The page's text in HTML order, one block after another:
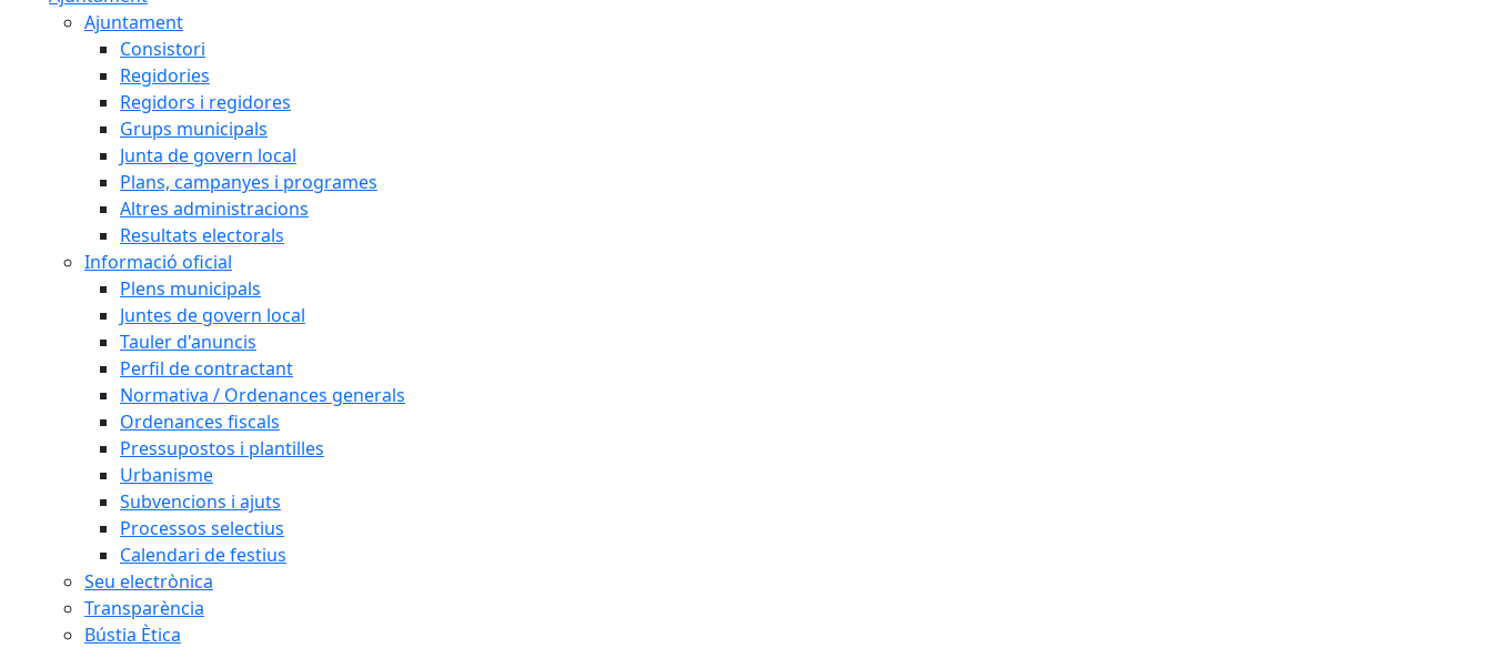
Ajuntament
Consistori
Regidories
Regidors i regidores
Grups municipals
Junta de govern local
Plans, campanyes i programes
Altres administracions
Resultats electorals
Informació oficial
Plens municipals
Juntes de govern local
Tauler d'anuncis
Perfil de contractant
Normativa / Ordenances generals
Ordenances fiscals
Pressupostos i plantilles
Urbanisme
Subvencions i ajuts
Processos selectius
Calendari de festius
Seu electrònica
Transparència
Bústia Ètica